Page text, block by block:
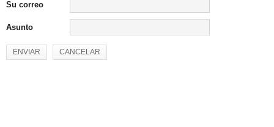
Su correo
Asunto
ENVIAR CANCELAR